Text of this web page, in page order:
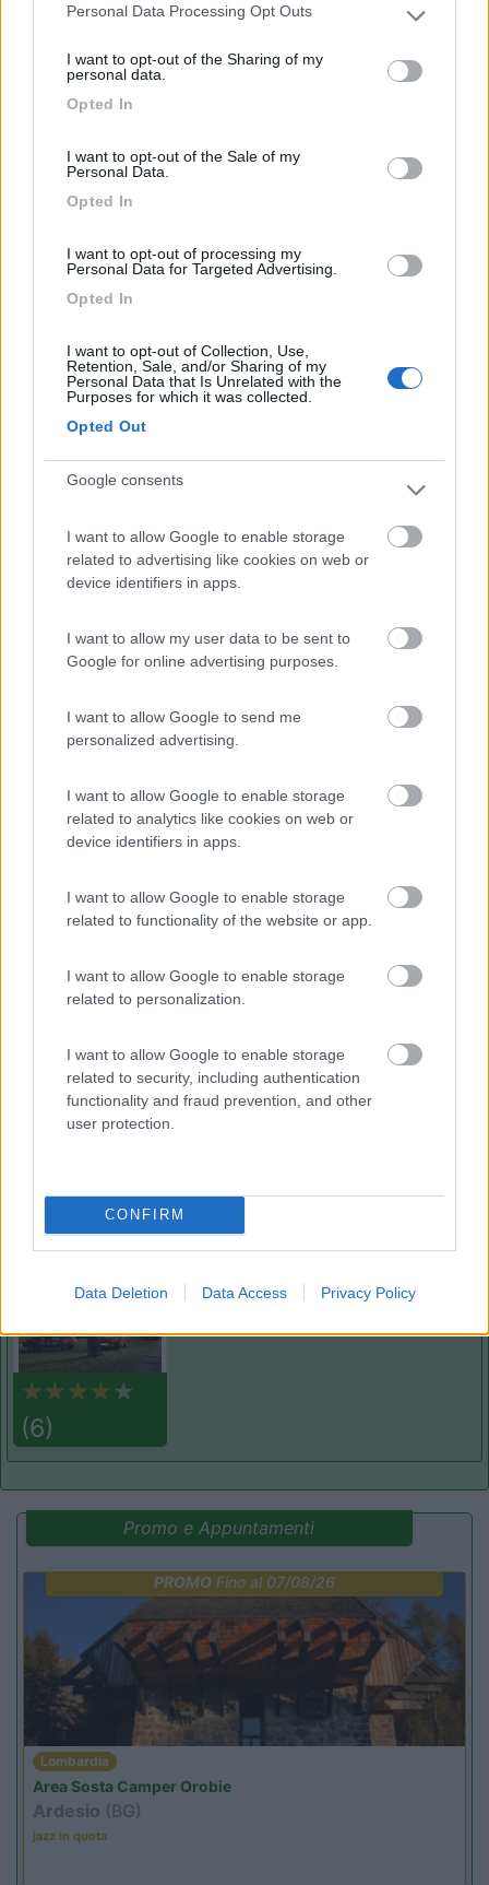
Please note that this website/app uses one or more Google
not limited to your visit or usage behaviour. You may click to
grant or deny consent to Google and its third-party tags to
use your data for below specified purposes in below Google
Personal Data Processing Opt Outs
I want to opt-out of the Sharing of my
personal data.
Opted In
I want to opt-out of the Sale of my
Personal Data.
Opted In
I want to opt-out of processing my
Personal Data for Targeted Advertising.
Opted In
I want to opt-out of Collection, Use,
Retention, Sale, and/or Sharing of my
Personal Data that Is Unrelated with the
Purposes for which it was collected.
Opted Out
Google consents
I want to allow Google to enable storage
related to advertising like cookies on web or
device identifiers in apps.
I want to allow my user data to be sent to
Google for online advertising purposes.
I want to allow Google to send me
personalized advertising.
I want to allow Google to enable storage
related to analytics like cookies on web or
device identifiers in apps.
I want to allow Google to enable storage
related to functionality of the website or app.
I want to allow Google to enable storage
related to personalization.
I want to allow Google to enable storage
related to security, including authentication
functionality and fraud prevention, and other
user protection.
CONFIRM
Data Deletion Data Access Privacy Policy
Ottimo, posto tranquillo, gratuito all'interno di
potabile. La proprietaria gentilissima.
Accoglienza
Card
(54)
Area di sosta
8.5 Camping Residence & Lodge Orchidea
Feriolo di Baveno(VB)
Campeggio
7.3 Baveno (VB)
Campeggio
8.7
(9)
Quart
Campeggio
8.5
(6)
Sarre(AO)
Promo e Appuntamenti
PROMOFino al 07/08/26
Lombardia
Area Sosta Camper Orobie
Ardesio (BG)
jazz in quota